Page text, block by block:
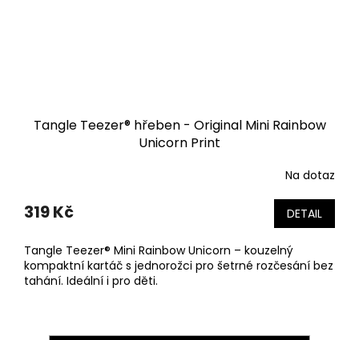
Tangle Teezer® hřeben - Original Mini Rainbow
Unicorn Print
Na dotaz
319 Kč DETAIL
Tangle Teezer® Mini Rainbow Unicorn – kouzelný
kompaktní kartáč s jednorožci pro šetrné rozčesání bez
tahání. Ideální i pro děti.